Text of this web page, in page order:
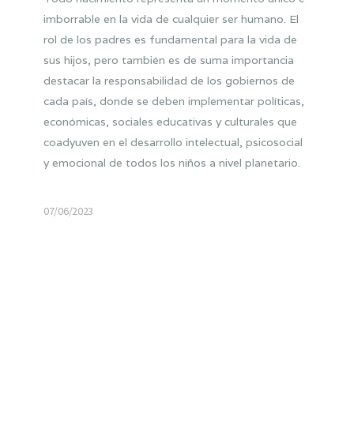
imborrable en la vida de cualquier ser humano. El
rol de los padres es fundamental para la vida de
sus hijos, pero también es de suma importancia
destacar la responsabilidad de los gobiernos de
cada país, donde se deben implementar políticas,
económicas, sociales educativas y culturales que
coadyuven en el desarrollo intelectual, psicosocial
y emocional de todos los niños a nivel planetario.
07/06/2023